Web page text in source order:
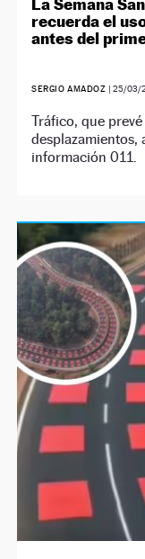
La Semana
recuerda el
antes del
SERGIO AMADOZ | 25/03/
Tráfico, que
desplazamientos,
información 011.